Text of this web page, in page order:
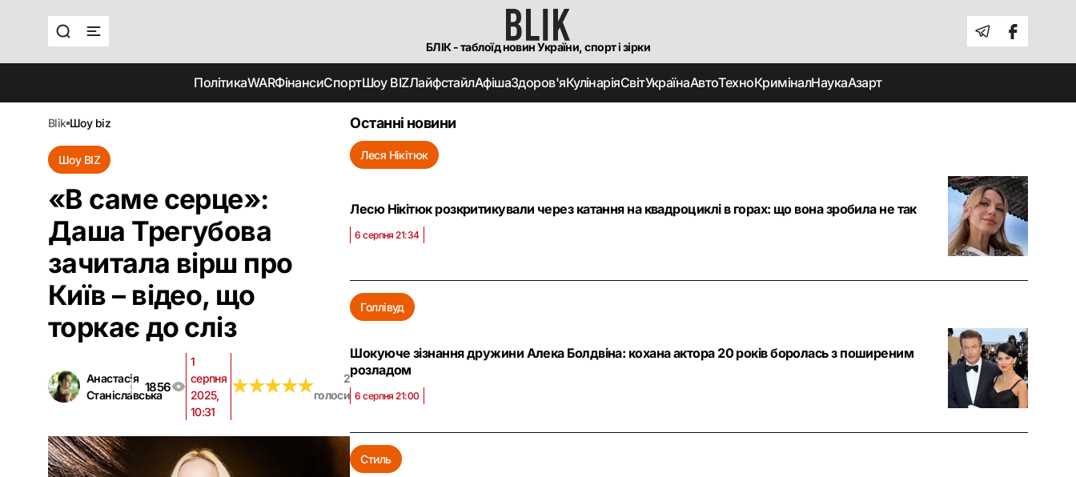
БЛІК - таблоїд новин України, спорт і зірки
ПолітикаWARФінансиСпортШоу BIZЛайфстайлАфішаЗдоров'яКулінаріяСвітУкраїнаАвтоТехноКриміналНаукаАзарт
blik шоу biz
Шоу BIZ
«В саме серце»:
Даша Трегубова
зачитала вірш про
Київ – відео, що
торкає до сліз
Анастасія
Станіславська
1856
1
серпня
2025,
10:31
★★★★★
★★★★★
2
голоси
Останні новини
Леся Нікітюк
Лесю Нікітюк розкритикували через катання на квадроциклі в горах: що вона зробила не так
6 серпня 21:34
Голлівуд
Шокуюче зізнання дружини Алека Болдвіна: кохана актора 20 років боролась з поширеним
розладом
6 серпня 21:00
Стиль